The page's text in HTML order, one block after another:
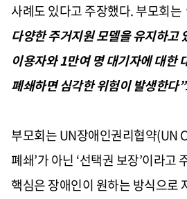
사례도 있다고 주장했다. 부모회는
다양한 주거지원 모델을 유지하고
이용자와 1만여 명 대기자에 대한
폐쇄하면 심각한 위험이 발생한다”
부모회는 UN장애인권리협약(UN
폐쇄’가 아닌 ‘선택권 보장’이라고
핵심은 장애인이 원하는 방식으로